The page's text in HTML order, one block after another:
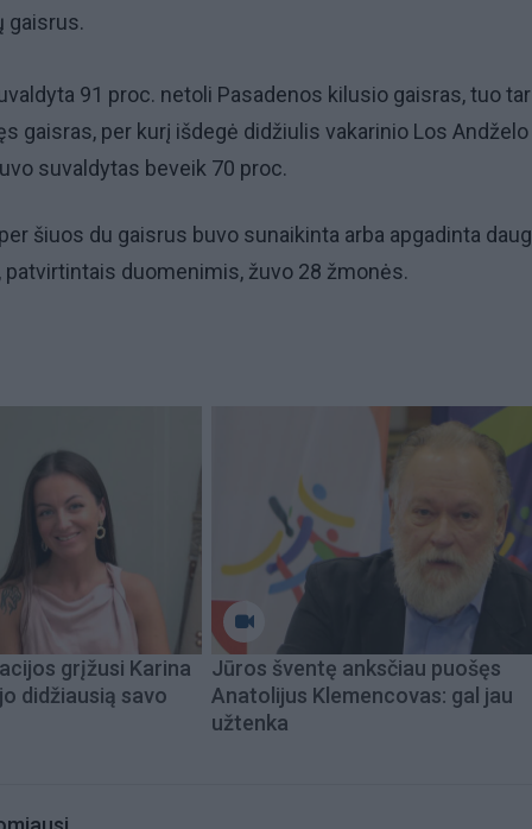
gaisrus.
91 proc. netoli Pasadenos kilusio gaisras, tuo
gaisras, per kurį išdegė didžiulis vakarinio Los Andželo
suvaldytas beveik 70 proc.
šiuos du gaisrus buvo sunaikinta arba apgadinta
patvirtintais duomenimis, žuvo 28 žmonės.
grįžusi Karina
didžiausią savo
Jūros šventę anksčiau puošęs
Anatolijus Klemencovas: gal jau
užtenka